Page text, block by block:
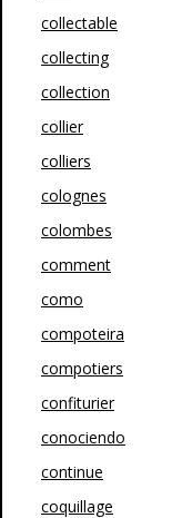
collectable
collecting
collection
collier
colliers
colognes
colombes
comment
como
compoteira
compotiers
confiturier
conociendo
continue
coquillage